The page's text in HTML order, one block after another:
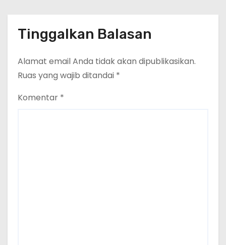
Tinggalkan Balasan
Alamat email Anda tidak akan dipublikasikan.
Ruas yang wajib ditandai *
Komentar *